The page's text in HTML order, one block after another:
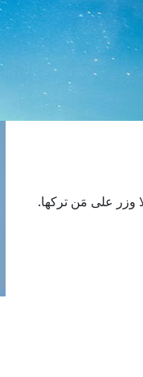
وزر على مَن تركها.